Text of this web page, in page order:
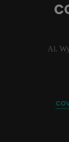
Al.